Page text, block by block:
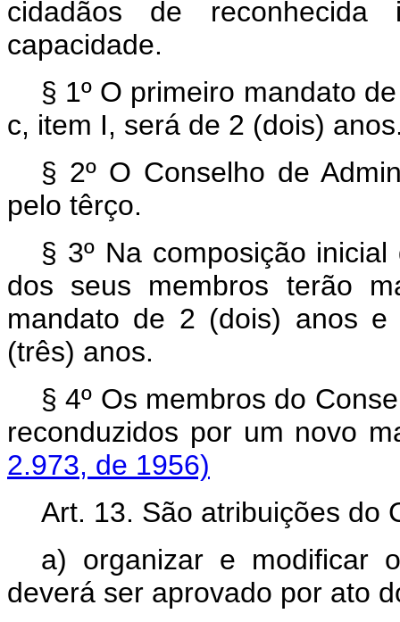
cidadãos de reconhecida
capacidade.
§ 1º O primeiro mandato
c, item I, será de 2 (dois)
§ 2º O Conselho de
pelo têrço.
§ 3º Na composição
dos seus membros terão
mandato de 2 (dois) anos
(três) anos.
§ 4º Os membros do
reconduzidos por um
2.973, de 1956)
Art. 13. São atribuições do
a) organizar e modificar
deverá ser aprovado por ato